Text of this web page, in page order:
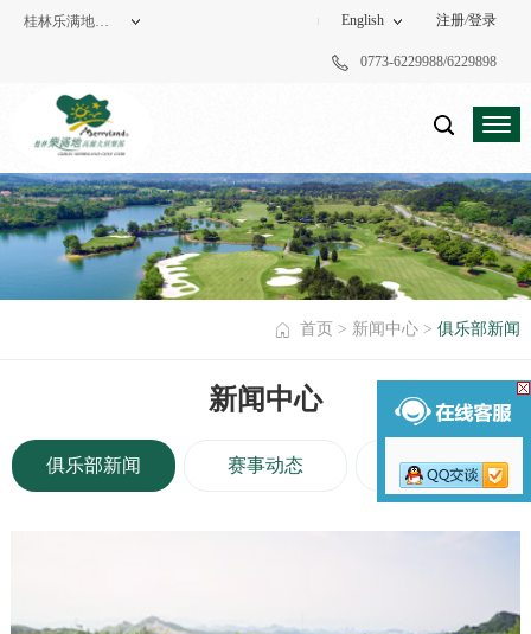
桂林乐满地高尔夫俱乐部 注册/登录
English
0773-6229988/6229898
首页 > 新闻中心 >俱乐部新闻
新闻中心
俱乐部新闻 赛事动态 洞一世界